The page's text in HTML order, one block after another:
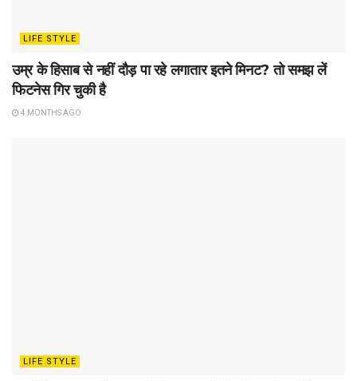
LIFE STYLE
उम्र के हिसाब से नहीं दौड़ पा रहे लगातार इतने मिनट? तो समझ लें
फिटनेस गिर चुकी है
4 MONTHS AGO
LIFE STYLE